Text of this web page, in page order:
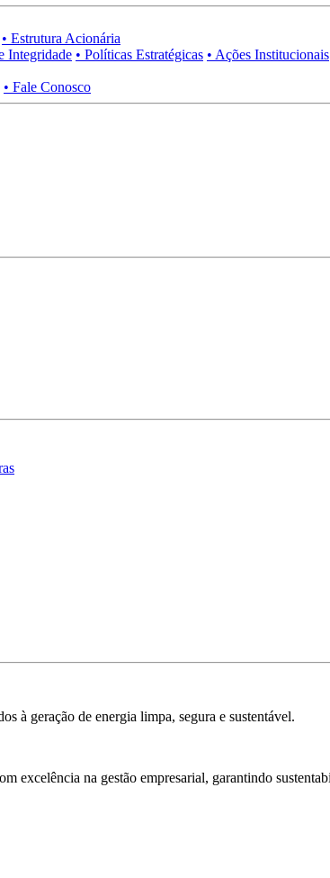
• Estrutura Acionária
Integridade • Políticas Estratégicas • Ações Institucionais
• Fale Conosco
à geração de energia limpa, segura e sustentável.
excelência na gestão empresarial, garantindo